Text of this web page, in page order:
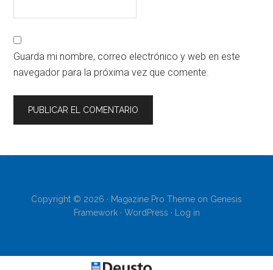
Guarda mi nombre, correo electrónico y web en este
navegador para la próxima vez que comente.
Copyright © 2026 · Magazine Pro Theme on Genesis
Framework· WordPress · Log in